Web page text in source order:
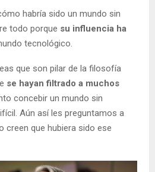
habría sido un mundo sin
todo porque su influencia ha
tecnológico.
que son pilar de la filosofía
se hayan filtrado a muchos
concebir un mundo sin
Aún así les preguntamos a
que hubiera sido ese